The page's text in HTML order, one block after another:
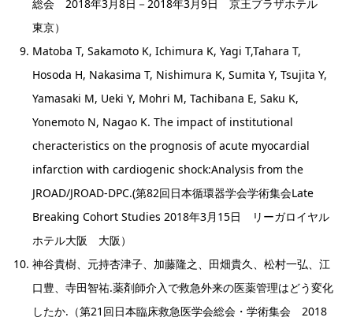
総会 2018年3月8日－2018年3月9日 京王プラザホテル
東京）
Matoba T, Sakamoto K, Ichimura K, Yagi T,Tahara T,
Hosoda H, Nakasima T, Nishimura K, Sumita Y, Tsujita Y,
Yamasaki M, Ueki Y, Mohri M, Tachibana E, Saku K,
Yonemoto N, Nagao K. The impact of institutional
cheracteristics on the prognosis of acute myocardial
infarction with cardiogenic shock:Analysis from the
JROAD/JROAD-DPC.(第82回日本循環器学会学術集会Late
Breaking Cohort Studies 2018年3月15日 リーガロイヤル
ホテル大阪 大阪）
神谷貴樹、元持杏津子、加藤隆之、田畑貴久、松村一弘、江
口豊、寺田智祐.薬剤師介入で救急外来の医薬管理はどう変化
したか.（第21回日本臨床救急医学会総会・学術集会 2018